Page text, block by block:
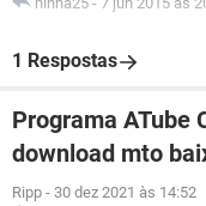
1 Respostas
Programa ATube
download mto
Ripp - 30 dez 2021 às 14:52